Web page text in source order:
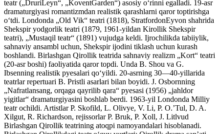
teatr („DruriLeyn“, „KoventGarden“) asosiy oʻrinni egalladi. 19-asr
dramaturgiyasi romantizmdan realistik qarashlarni qaror toptirishga
oʻtdi. Londonda „Old Vik“ teatri (1818), StratfordonEyvon shahrida
Shekspir yodgorlik teatri (1879, 1961-yildan Kirollik Shekspir
teatri), „Mustaqil teatr“ (1891) vujudga keldi. Ijrochilikda tabiiylik,
sahnaviy ansambl uchun, Shekspir ijodini tiklash uchun kurash
boshlandi. Birlashgan Qirollik teatrida sahnaviy realizm „Kort“ teatri
(20-asr boshi) faoliyatida qaror topdi. Unda B. Shou va G.
Ibsenning realistik pyesalari qoʻyildi. 20-asrning 30—40-yillarida
teatrlar repertuari B. Pristli asarlari bilan boyidi. J. Osbornning
„Nafratlansang, orqaga qayrilib qara“ pyesasi (1956) „jahldor
yigitlar“ dramaturgiyasini boshlab berdi. 1963-yil Londonda Milliy
teatr ochildi. Artistlar P. Skofild, L. Olivye, V. Li, P. O.’Tul, D. A.
Xilgut, R. Richardson, rejissorlar P. Bruk, P. Xoll, J. Litlvud
Birlashgan Qirollik teatrining atoqpi namoyandalari hisoblanadi.